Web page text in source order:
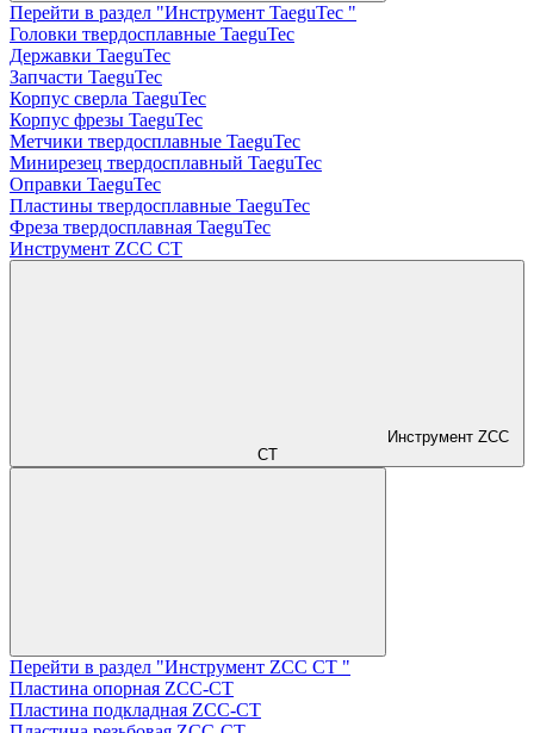
Перейти в раздел "Инструмент TaeguTec "
Головки твердосплавные TaeguTec
Державки TaeguTec
Запчасти TaeguTec
Корпус сверла TaeguTec
Корпус фрезы TaeguTec
Метчики твердосплавные TaeguTec
Минирезец твердосплавный TaeguTec
Оправки TaeguTec
Пластины твердосплавные TaeguTec
Фреза твердосплавная TaeguTec
Инструмент ZCС CT
Инструмент ZCС
CT
Перейти в раздел "Инструмент ZCС CT "
Пластина опорная ZCC-CT
Пластина подкладная ZCC-CT